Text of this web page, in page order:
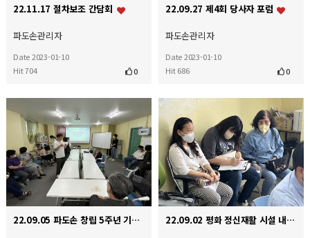
22.11.17 절차보조 간담회
파도손관리자
Date 2023-01-10
Hit 704
0
22.09.27 제4회 당사자 포럼
파도손관리자
Date 2023-01-10
Hit 686
0
22.09.05 파도손 창립 5주년 기념식 22.09.02 평화 정신재활 시설 내방